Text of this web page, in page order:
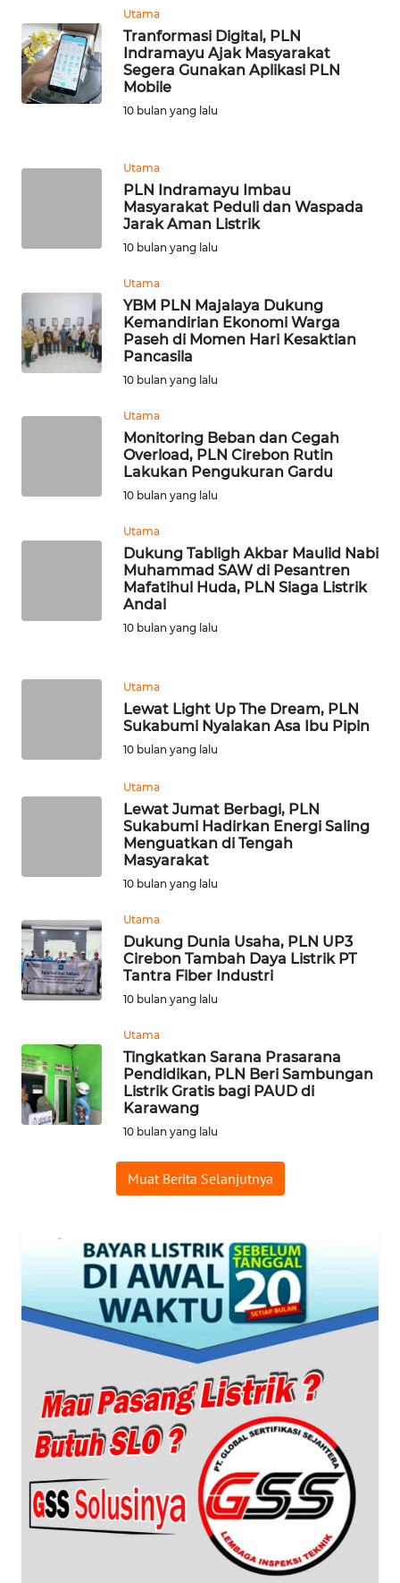
Utama
Tranformasi Digital, PLN
Indramayu Ajak Masyarakat
Segera Gunakan Aplikasi PLN
Mobile
10 bulan yang lalu
Utama
PLN Indramayu Imbau
Masyarakat Peduli dan Waspada
Jarak Aman Listrik
10 bulan yang lalu
Utama
YBM PLN Majalaya Dukung
Kemandirian Ekonomi Warga
Paseh di Momen Hari Kesaktian
Pancasila
10 bulan yang lalu
Utama
Monitoring Beban dan Cegah
Overload, PLN Cirebon Rutin
Lakukan Pengukuran Gardu
10 bulan yang lalu
Utama
Dukung Tabligh Akbar Maulid Nabi
Muhammad SAW di Pesantren
Mafatihul Huda, PLN Siaga Listrik
Andal
10 bulan yang lalu
Utama
Lewat Light Up The Dream, PLN
Sukabumi Nyalakan Asa Ibu Pipin
10 bulan yang lalu
Utama
Lewat Jumat Berbagi, PLN
Sukabumi Hadirkan Energi Saling
Menguatkan di Tengah
Masyarakat
10 bulan yang lalu
Utama
Dukung Dunia Usaha, PLN UP3
Cirebon Tambah Daya Listrik PT
Tantra Fiber Industri
10 bulan yang lalu
Utama
Tingkatkan Sarana Prasarana
Pendidikan, PLN Beri Sambungan
Listrik Gratis bagi PAUD di
Karawang
10 bulan yang lalu
Muat Berita Selanjutnya
WN
MANDALIKA
Wahana
Media
Group
NEWS
INFRASTRUKTUR
WAHANA
WAHANANEWS
ID
WAHANANEWS
WAHANANEWS
NET
WAHANA
WAHANA
WAHANA
OTOMOTIF
WAHANA
HEALTH
WAHANA